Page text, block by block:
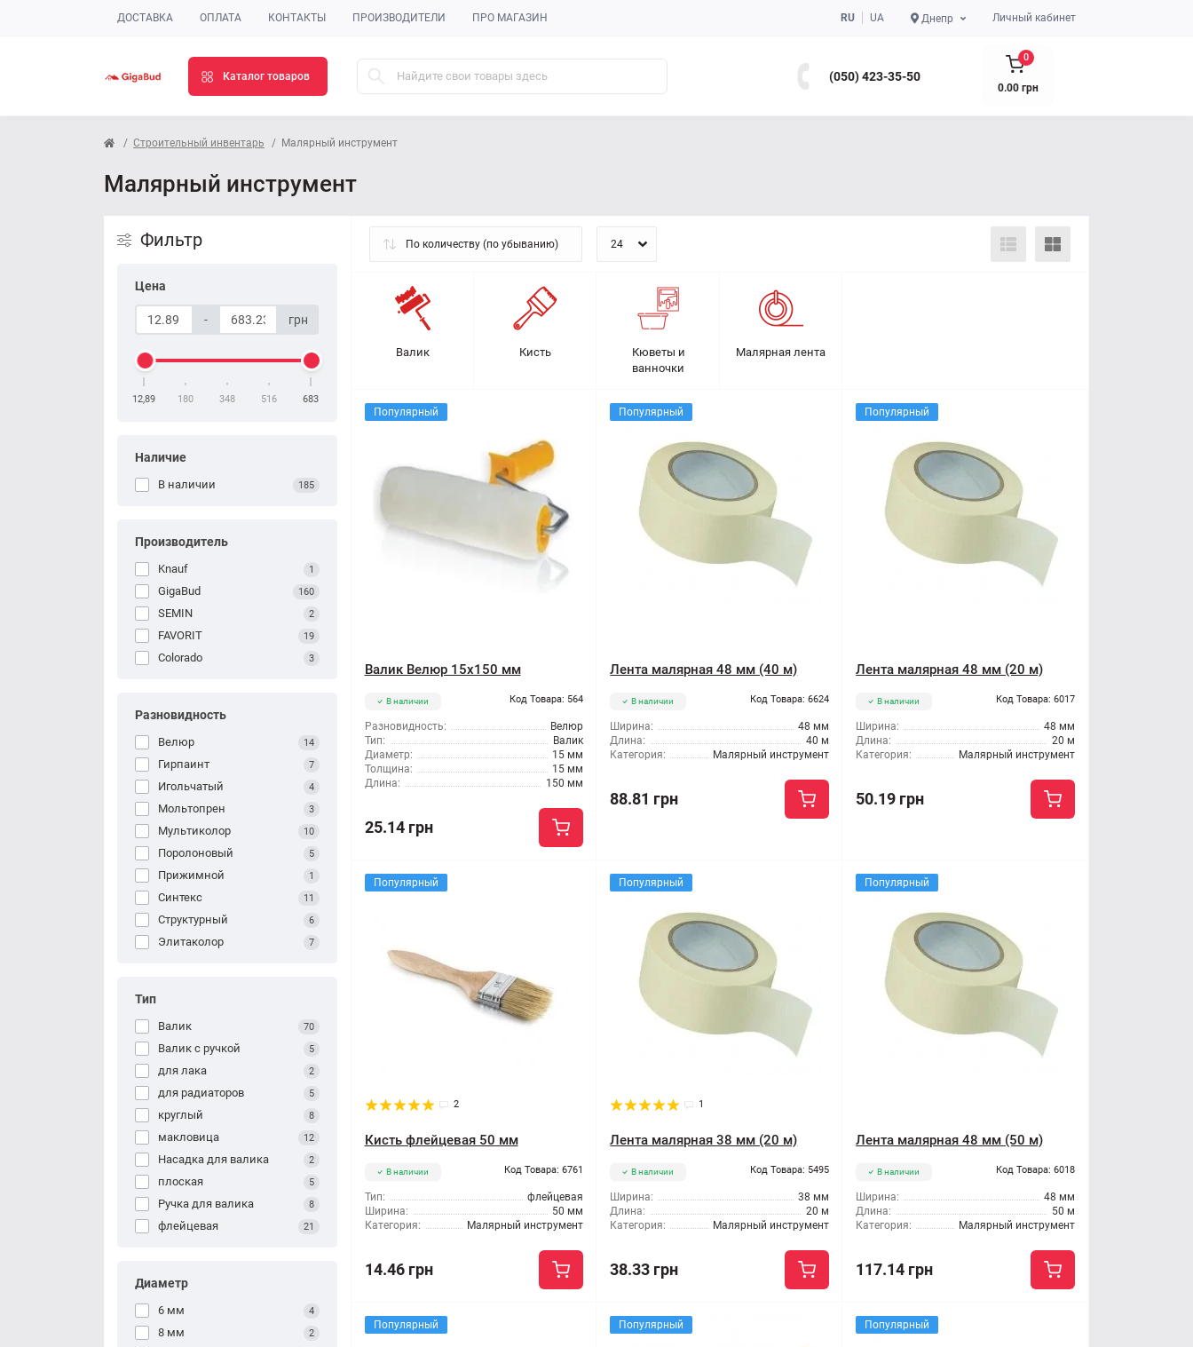
ДОСТАВКА ОПЛАТА КОНТАКТЫ ПРОИЗВОДИТЕЛИ ПРО МАГАЗИН RU UA Днепр Личный кабинет
Каталог товаров (050) 423-35-50
0
0.00 грн
Строительный инвентарь Малярный инструмент
Малярный инструмент
Фильтр
Цена
- грн
12,89 180 348 516 683
Наличие
В наличии 185
Производитель
Knauf 1
GigaBud 160
SEMIN 2
FAVORIT 19
Colorado 3
Разновидность
Велюр 14
Гирпаинт 7
Игольчатый 4
Мольтопрен 3
Мультиколор 10
Поролоновый 5
Прижимной 1
Синтекс 11
Структурный 6
Элитаколор 7
Тип
Валик 70
Валик с ручкой 5
для лака 2
для радиаторов 5
круглый 8
макловица 12
Насадка для валика 2
плоская 5
Ручка для валика 8
флейцевая 21
Диаметр
6 мм 4
8 мм 2
Валик Кисть
Кюветы и
ванночки
Малярная лента
Популярный
Валик Велюр 15x150 мм
В наличии Код Товара: 564
Разновидность:
Велюр
Тип:
Валик
Диаметр:
15 мм
Толщина:
15 мм
Длина:
150 мм
25.14 грн
Популярный
Лента малярная 48 мм (40 м)
В наличии Код Товара: 6624
Ширина:
48 мм
Длина:
40 м
Категория:
Малярный инструмент
88.81 грн
Популярный
Лента малярная 48 мм (20 м)
В наличии Код Товара: 6017
Ширина:
48 мм
Длина:
20 м
Категория:
Малярный инструмент
50.19 грн
Популярный
2
Кисть флейцевая 50 мм
В наличии Код Товара: 6761
Тип:
флейцевая
Ширина:
50 мм
Категория:
Малярный инструмент
14.46 грн
Популярный
1
Лента малярная 38 мм (20 м)
В наличии Код Товара: 5495
Ширина:
38 мм
Длина:
20 м
Категория:
Малярный инструмент
38.33 грн
Популярный
Лента малярная 48 мм (50 м)
В наличии Код Товара: 6018
Ширина:
48 мм
Длина:
50 м
Категория:
Малярный инструмент
117.14 грн
Популярный Популярный Популярный